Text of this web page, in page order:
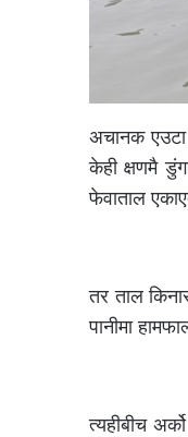
अचानक एउटा
केही क्षणमै
फेवाताल
तर ताल
पानीमा
त्यहीबीच